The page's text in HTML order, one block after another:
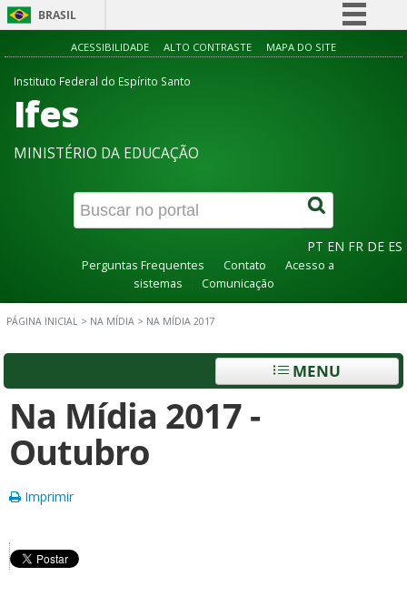
BRASIL
Simplifique!
Canais
ACESSIBILIDADE ALTO CONTRASTE MAPA DO SITE
Instituto Federal do Espírito Santo
Ifes
MINISTÉRIO DA EDUCAÇÃO
PT EN FR DE ES
Perguntas Frequentes Contato
Acesso a
sistemas
Comunicação
PÁGINA INICIAL > NA MÍDIA > NA MÍDIA 2017
MENU
Na Mídia 2017 -
Outubro
Imprimir